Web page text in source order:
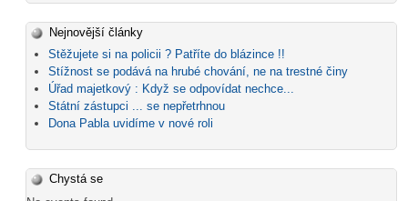
Nejnovější články
Stěžujete si na policii ? Patříte do blázince !!
Stížnost se podává na hrubé chování, ne na trestné činy
Úřad majetkový : Když se odpovídat nechce...
Státní zástupci ... se nepřetrhnou
Dona Pabla uvidíme v nové roli
Chystá se